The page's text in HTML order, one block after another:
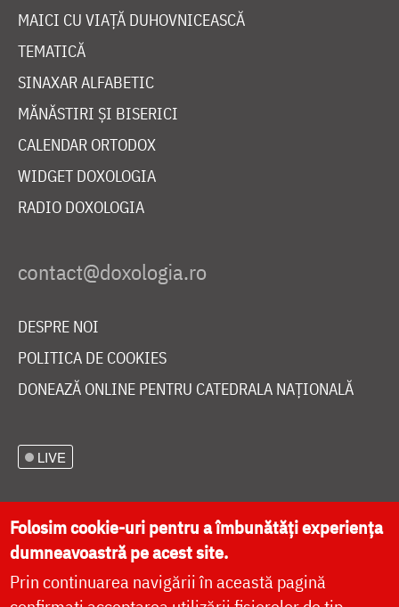
MAICI CU VIAȚĂ DUHOVNICEASCĂ
TEMATICĂ
SINAXAR ALFABETIC
MĂNĂSTIRI ȘI BISERICI
CALENDAR ORTODOX
WIDGET DOXOLOGIA
RADIO DOXOLOGIA
DESPRE NOI
POLITICA DE COOKIES
DONEAZĂ ONLINE PENTRU CATEDRALA NAȚIONALĂ
LIVE
Site dezvoltat deDOXOLOGIA MEDIA
Arhiepiscopia Iașilor | ©
Folosim cookie-uri pentru a îmbunătăți experiența
dumneavoastră pe acest site.
Prin continuarea navigării în această pagină